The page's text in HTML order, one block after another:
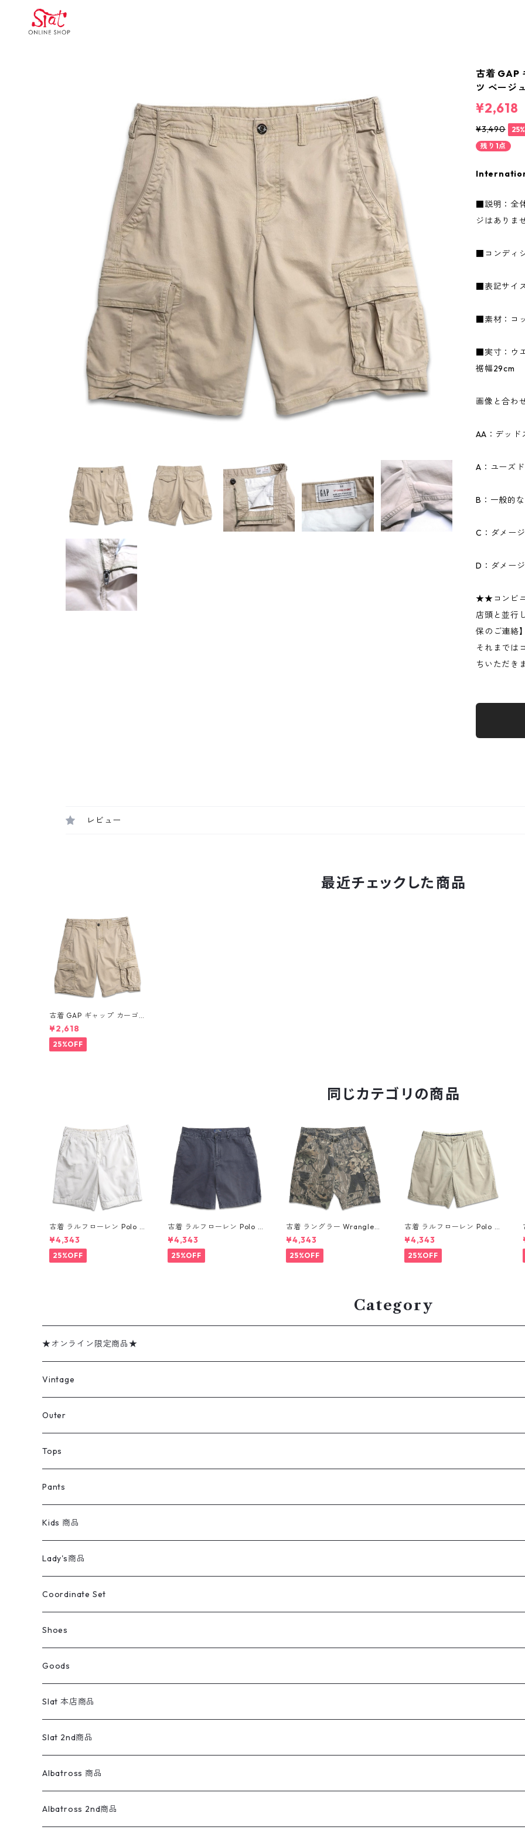
古着 GAP
ツ ベー
¥2,618
¥3,490
残り1点
■説明：全
ジはありま
■コンディ
■表記サイ
■素材：コ
■実寸：ウ
裾幅29cm
画像と合わ
AA：デッド
A：ユーズ
B：一般的
C：ダメー
D：ダメー
★★コンビ
店頭と並行
保のご連絡
それまでは
ちいただき
レビュー
最近チェックした商品
古着 GAP ギャップ カーゴシ
ョートパンツ ハーフパンツ
ベージュ系 表記：W32 gd
409959n w60702
¥2,618
25%OFF
同じカテゴリの商品
古着 ラルフローレン Polo R
alph Lauren チノ ノータッ
ク ショーツ ショートパンツ
ハーフパンツ ホワイト 表
記：W34 gd410365n w6
¥4,343
25%OFF
古着 ラルフローレン Polo R
alph Lauren チノ ノータッ
ク ショーツ ショートパンツ
ハーフパンツ ネイビー系 表
記：W34 gd410364n w6
¥4,343
25%OFF
古着 ラングラー Wrangler
リアルツリーカモ 迷彩柄 カ
ーゴショートパンツ ハーフ
パンツ 表記：-- gd41040
9n w60808
¥4,343
25%OFF
古着 ラルフローレン Polo R
alph Lauren チノ ツータッ
ク ショーツ ショートパンツ
ハーフパンツ ベージュ 表
記：W36 gd410363n w6
¥4,343
25%OFF
Category
★オンライン限定商品★
ミリタリーデッドストック
アウター
デニムジャケット
ミリタリージャケット
コート
ナイロンジャケット
トップス
半袖シャツ
長袖シャツ
セーター・カーディガン
パンツ
デニムパンツ
ミリタリーパンツ
スラックス
オーバーオール・つなぎ
レディース
アウター
トップス
キッズ
アウター
トップス
ライフスタイル雑貨
ラグ・ブランケット
ブランド
ラルフローレン
リーバイス
Vintage
Jacket
Tee
Sweat Shirts
REVERSE WEAVE
Pants
Shirts
Ladies
Sweater
Goods
Military
Outer
コート
デニムジャケット
ミリタリージャケット
スウィングトップ
アウトドアナイロンジャケット
スポーツナイロンジャケット
ワークジャケット
テーラードジャケット
ウールジャケット
ダウンジャケット
レザージャケット
Tops
Tシャツ
長袖シャツ
ブランドシャツ
ストライプシャツ
柄シャツ
ワークシャツ
半袖シャツ
ポロシャツ
スウェット・パーカ
プリントスウェット
ロゴスウェット
ベスト
セーター・カーディガン
アランセーター
ウールセーター
フリース
Pants
デニムパンツ
501,505
バギーズデニム
ミリタリーパンツ
チノパンツ
イージーパンツ
スラックス
ワークパンツ
コーデュロイパンツ
オーバーオール・つなぎ
ショーツ
Kids 商品
Vintage
Tops
Pants
Tops
Pants
Lady's商品
Tシャツ
ブラウス／シャツ／デザイントップス
長袖
半袖
ベスト／キャミソール
スウェット
ニット
ジャケット
スカート
Coordinate Set
Shoes
22cm以下
22.5cm
23cm
23.5cm
24cm
Goods
バンダナ
Slat 本店商品
Outer
Tee
Shirts
Slat 2nd商品
アウター
ハンティングジャケット
長袖シャツ
Albatross 商品
Vintage sweater
Albatross 2nd商品